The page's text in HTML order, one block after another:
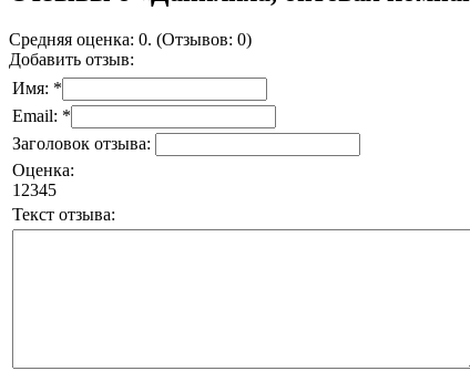
Средняя оценка: 0. (Отзывов: 0)
Добавить отзыв:
Имя: *
Email: *
Заголовок отзыва:
Оценка:
1 2345
Текст отзыва: